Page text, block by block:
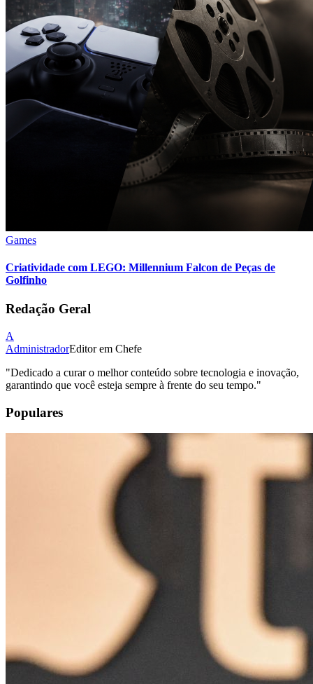
Games
Criatividade com LEGO: Millennium Falcon de Peças de
Golfinho
Redação Geral
A
AdministradorEditor em Chefe
"Dedicado a curar o melhor conteúdo sobre tecnologia e inovação,
garantindo que você esteja sempre à frente do seu tempo."
Populares